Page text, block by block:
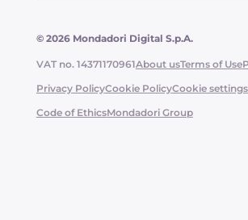
© 2026 Mondadori Digital S.p.A.
VAT no. 14371170961About usTerms of Use
Privacy PolicyCookie PolicyCookie settings
Code of EthicsMondadori Group